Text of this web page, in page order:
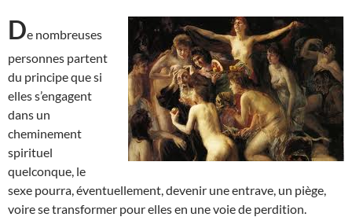
De nombreuses
personnes partent
du principe que si
elles s’engagent
dans un
cheminement
spirituel
quelconque, le
sexe pourra, éventuellement, devenir une entrave, un piège,
voire se transformer pour elles en une voie de perdition.